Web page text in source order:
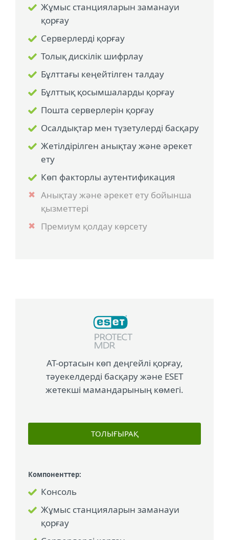
Жұмыс станцияларын заманауи
қорғау
Серверлерді қорғау
Толық дискілік шифрлау
Бұлттағы кеңейтілген талдау
Бұлттық қосымшаларды қорғау
Пошта серверлерін қорғау
Осалдықтар мен түзетулерді басқару
Жетілдірілген анықтау және әрекет
ету
Көп факторлы аутентификация
Анықтау және әрекет ету бойынша
қызметтері
Премиум қолдау көрсету
АТ-ортасын көп деңгейлі қорғау,
тәуекелдерді басқару және ESET
жетекші мамандарының көмегі.
ТОЛЫҒЫРАҚ
Компоненттер:
Консоль
Жұмыс станцияларын заманауи
қорғау